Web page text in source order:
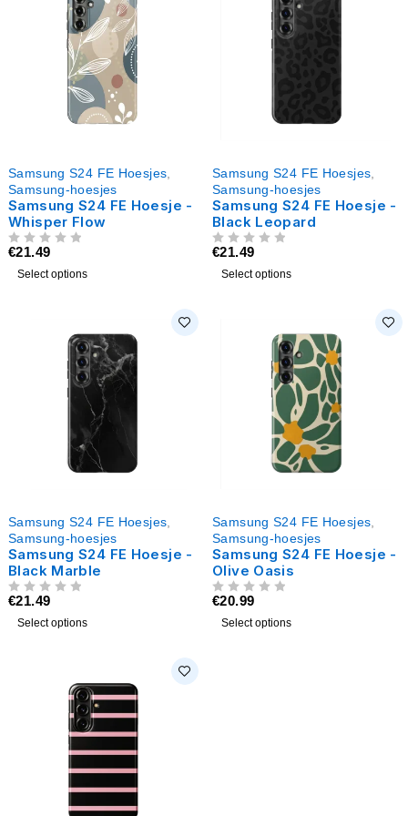
Samsung S24 FE Hoesjes
Samsung-hoesjes
Samsung S24 FE Hoesje -
Whisper Flow
€21.49
Select options
Samsung S24 FE Hoesjes
Samsung-hoesjes
Samsung S24 FE Hoesje -
Black Leopard
€21.49
Select options
Samsung S24 FE Hoesjes
Samsung-hoesjes
Samsung S24 FE Hoesje -
Black Marble
€21.49
Select options
Samsung S24 FE Hoesjes
Samsung-hoesjes
Samsung S24 FE Hoesje -
Olive Oasis
€20.99
Select options